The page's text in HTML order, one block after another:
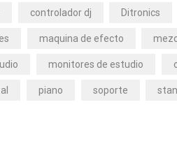
controlador dj Ditronics
maquina de efecto
monitores de estudio
piano soporte